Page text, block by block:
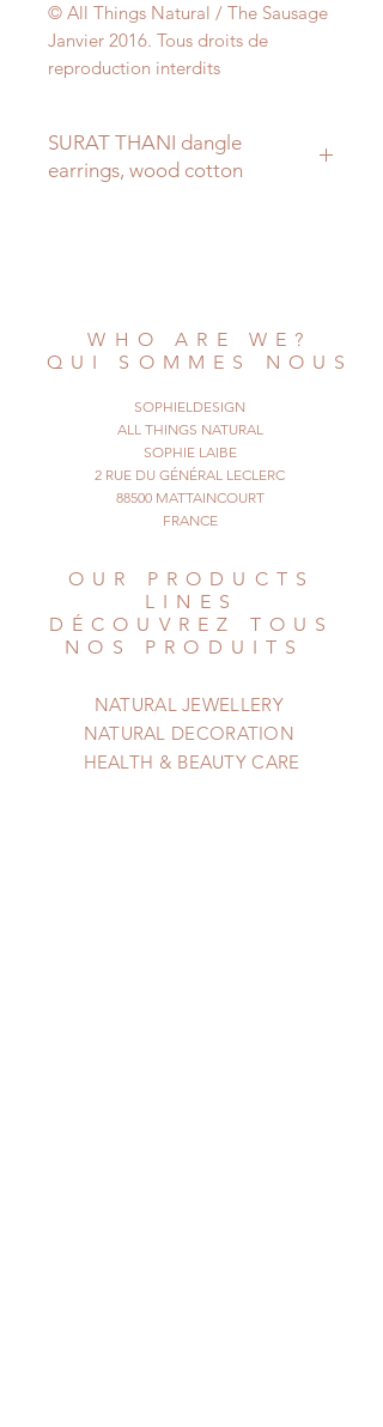
© All Things Natural / The Sausage
Janvier 2016. Tous droits de
reproduction interdits
SURAT THANI dangle
earrings, wood cotton
threads, here orange, blue, fuchsia
pink, yellow.
The photo was taken in Myanmar,
by myself.
© All Things Natural - The Sausage
Jewels
January 2016. All rights reserved
WHO ARE WE?
QUI SOMMES NOUS
SOPHIELDESIGN
ALL THINGS NATURAL
SOPHIE LAIBE
2 RUE DU GÉNÉRAL LECLERC
88500 MATTAINCOURT
FRANCE
OUR PRODUCTS
LINES
DÉCOUVREZ TOUS
NOS PRODUITS
NATURAL JEWELLERY
NATURAL DECORATION
HEALTH & BEAUTY CARE